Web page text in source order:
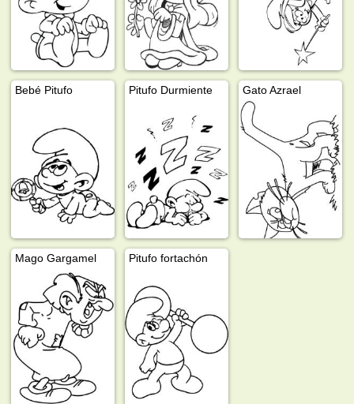
Bebé Pitufo Pitufo Durmiente Gato Azrael
Mago Gargamel Pitufo fortachón